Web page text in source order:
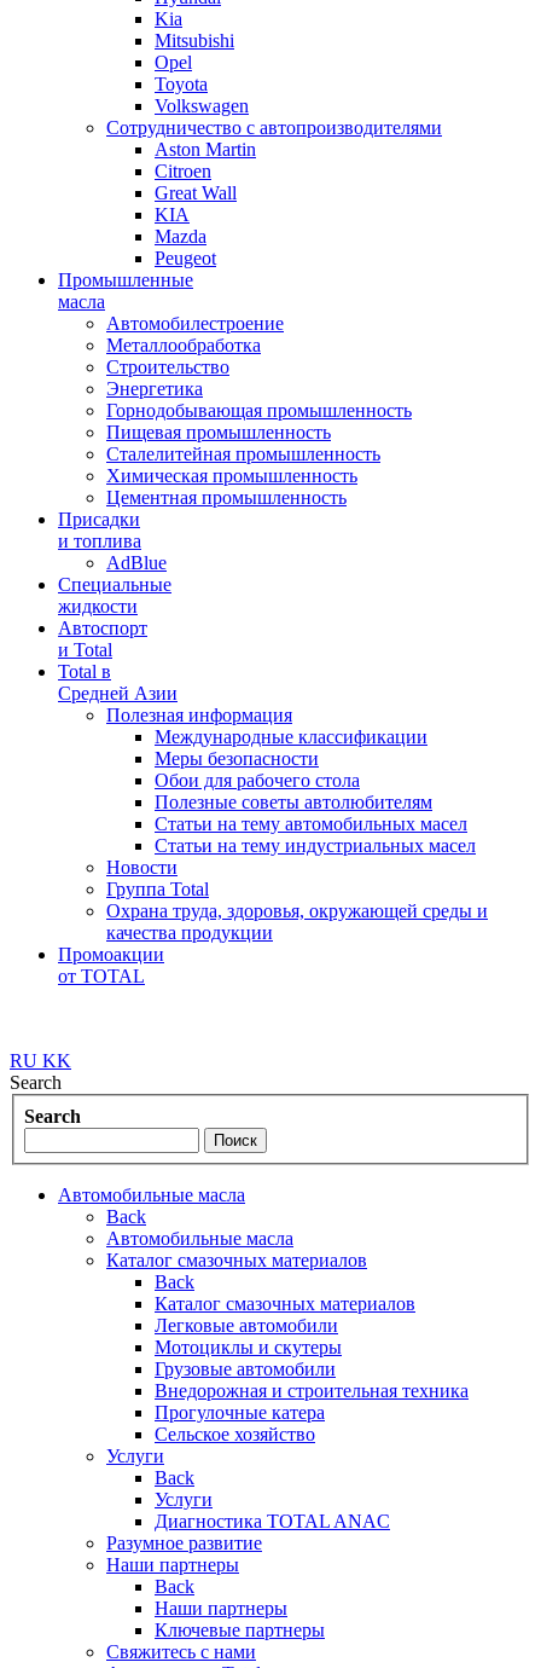
Kia
Mitsubishi
Opel
Toyota
Volkswagen
Сотрудничество с автопроизводителями
Aston Martin
Citroen
Great Wall
KIA
Mazda
Peugeot
Промышленные
масла
Автомобилестроение
Металлообработка
Строительство
Энергетика
Горнодобывающая промышленность
Пищевая промышленность
Сталелитейная промышленность
Химическая промышленность
Цементная промышленность
Присадки
и топлива
AdBlue
Специальные
жидкости
Автоспорт
и Total
Total в
Средней Азии
Полезная информация
Международные классификации
Меры безопасности
Обои для рабочего стола
Полезные советы автолюбителям
Статьи на тему автомобильных масел
Статьи на тему индустриальных масел
Новости
Группа Total
Охрана труда, здоровья, окружающей среды и
качества продукции
Промоакции
от TOTAL
RU KK
Search
Search
Автомобильные масла
Back
Автомобильные масла
Каталог смазочных материалов
Back
Каталог смазочных материалов
Легковые автомобили
Мотоциклы и скутеры
Грузовые автомобили
Внедорожная и строительная техника
Прогулочные катера
Сельское хозяйство
Услуги
Back
Услуги
Диагностика TOTAL ANAC
Разумное развитие
Наши партнеры
Back
Наши партнеры
Ключевые партнеры
Свяжитесь с нами